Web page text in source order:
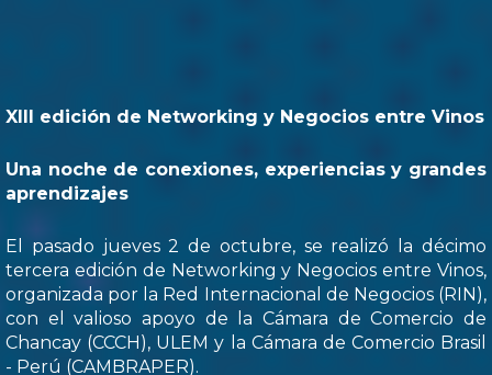
XIII edición de Networking y Negocios entre Vinos
Una noche de conexiones, experiencias y grandes
aprendizajes
El pasado jueves 2 de octubre, se realizó la décimo
tercera edición de Networking y Negocios entre Vinos,
organizada por la Red Internacional de Negocios (RIN),
con el valioso apoyo de la Cámara de Comercio de
Chancay (CCCH), ULEM y la Cámara de Comercio Brasil
- Perú (CAMBRAPER).